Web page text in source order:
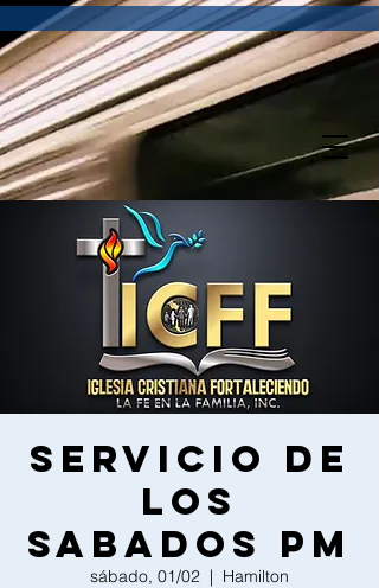
Servicio de
los
Sabados PM
sábado, 01/02
  |
Hamilton